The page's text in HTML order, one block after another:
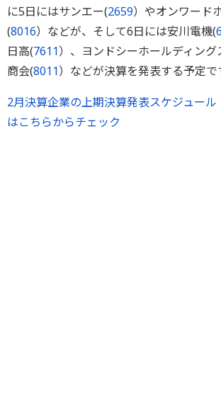
に5日にはサンエー(2659）やオンワード
(8016）などが、そして6日には安川電機(
日高(7611）、ヨンドシーホールディング
商会(8011）などが決算を発表する予定で
2月決算企業の上期決算発表スケジュール
はこちらからチェック